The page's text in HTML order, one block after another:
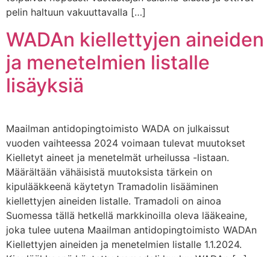
pelin haltuun vakuuttavalla […]
WADAn kiellettyjen aineiden
ja menetelmien listalle
lisäyksiä
Maailman antidopingtoimisto WADA on julkaissut
vuoden vaihteessa 2024 voimaan tulevat muutokset
Kielletyt aineet ja menetelmät urheilussa -listaan.
Määrältään vähäisistä muutoksista tärkein on
kipulääkkeenä käytetyn Tramadolin lisääminen
kiellettyjen aineiden listalle. Tramadoli on ainoa
Suomessa tällä hetkellä markkinoilla oleva lääkeaine,
joka tulee uutena Maailman antidopingtoimisto WADAn
Kiellettyjen aineiden ja menetelmien listalle 1.1.2024.